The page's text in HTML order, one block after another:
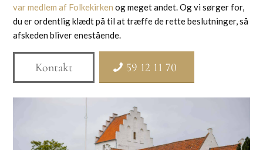
var medlem af Folkekirken og meget andet. Og vi sørger for,
du er ordentlig klædt på til at træffe de rette beslutninger, så
afskeden bliver enestående.
Kontakt 59 12 11 70